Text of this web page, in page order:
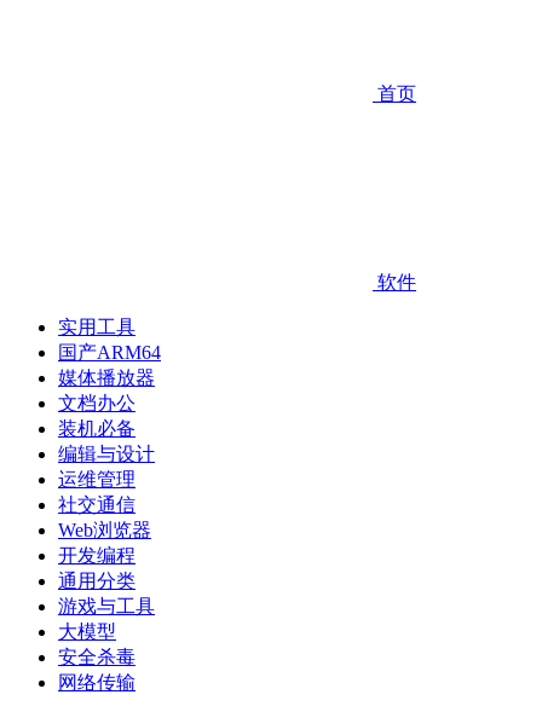
首页
软件
实用工具
国产ARM64
媒体播放器
文档办公
装机必备
编辑与设计
运维管理
社交通信
Web浏览器
开发编程
通用分类
游戏与工具
大模型
安全杀毒
网络传输